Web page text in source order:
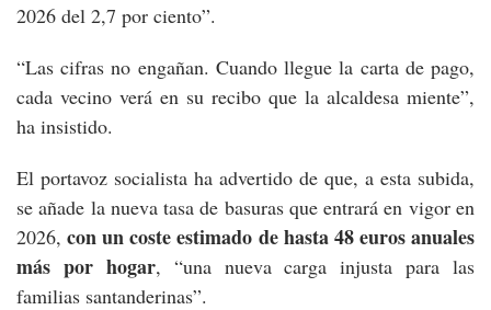
2026 del 2,7 por ciento”.
“Las cifras no engañan. Cuando llegue la carta de pago,
cada vecino verá en su recibo que la alcaldesa miente”,
ha insistido.
El portavoz socialista ha advertido de que, a esta subida,
se añade la nueva tasa de basuras que entrará en vigor en
2026,con un coste estimado de hasta 48 euros anuales
más por hogar, “una nueva carga injusta para las
familias santanderinas”.